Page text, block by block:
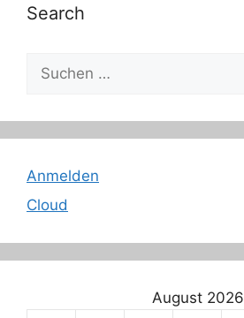
Search
nach:
Anmelden
Cloud
August 2026